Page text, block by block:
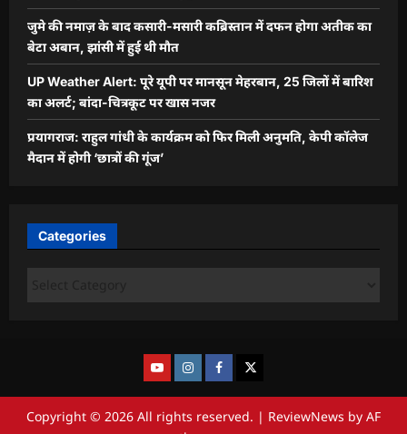
जुमे की नमाज़ के बाद कसारी-मसारी कब्रिस्तान में दफन होगा अतीक का
बेटा अबान, झांसी में हुई थी मौत
UP Weather Alert: पूरे यूपी पर मानसून मेहरबान, 25 जिलों में बारिश
का अलर्ट; बांदा-चित्रकूट पर खास नजर
प्रयागराज: राहुल गांधी के कार्यक्रम को फिर मिली अनुमति, केपी कॉलेज
मैदान में होगी ‘छात्रों की गूंज’
Categories
Copyright © 2026 All rights reserved. | ReviewNews by AF